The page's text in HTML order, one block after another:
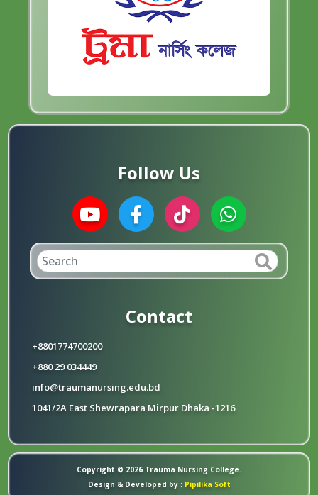
Follow Us
Contact
+8801774700200
+880 29 034449
info@traumanursing.edu.bd
1041/2A East Shewrapara Mirpur Dhaka -1216
Copyright © 2026 Trauma Nursing College.
Design & Developed by :Pipilika Soft